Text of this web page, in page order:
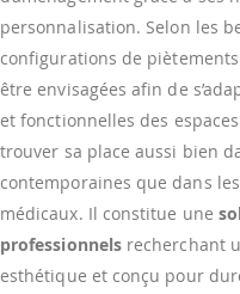
personnalisation. Selon les
configurations de
être envisagées afin de
et fonctionnelles des
trouver sa place aussi bien
contemporaines que dans
médicaux. Il constitue une
professionnelsrecherchant
esthétique et conçu pour